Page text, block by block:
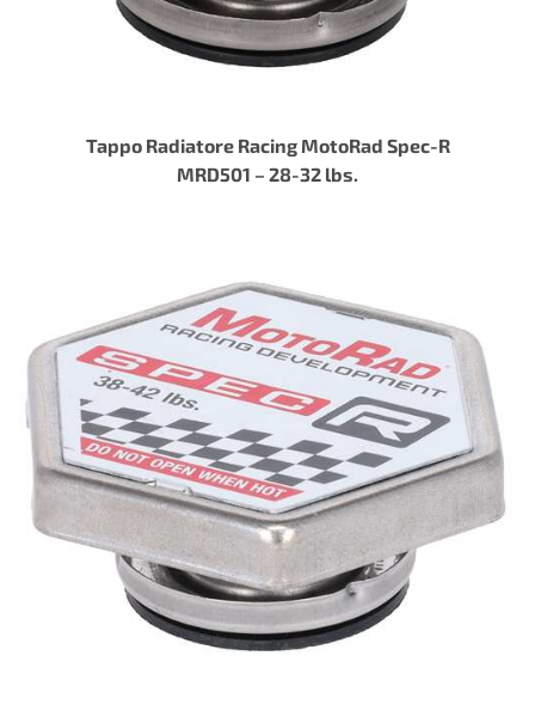
Tappo Radiatore Racing MotoRad Spec-R
MRD501 – 28-32 lbs.